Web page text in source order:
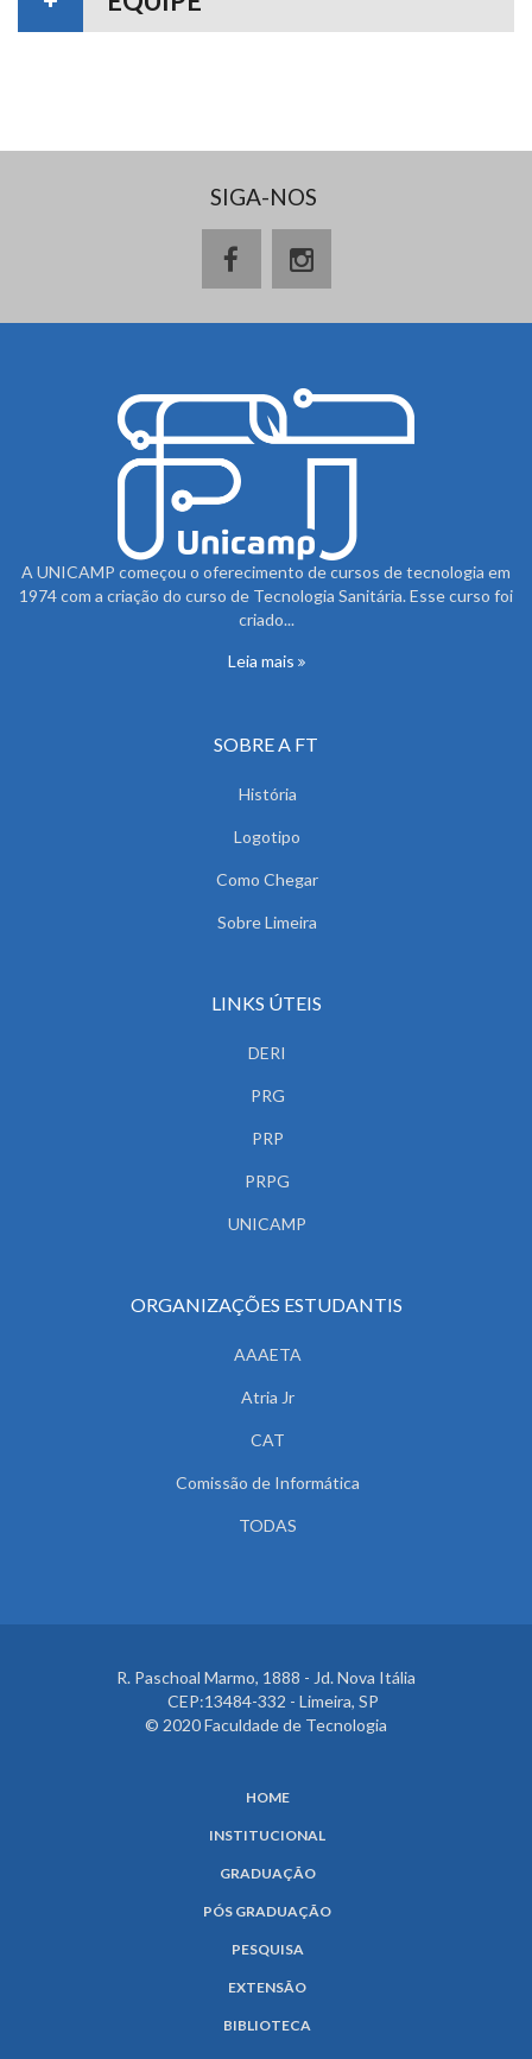
SIGA-NOS
A UNICAMP começou o oferecimento de cursos de tecnologia em
1974 com a criação do curso de Tecnologia Sanitária. Esse curso foi
criado...
Leia mais
SOBRE A FT
História
Logotipo
Como Chegar
Sobre Limeira
LINKS ÚTEIS
DERI
PRG
PRP
PRPG
UNICAMP
ORGANIZAÇÕES ESTUDANTIS
AAAETA
Atria Jr
CAT
Comissão de Informática
TODAS
R. Paschoal Marmo, 1888 - Jd. Nova Itália
CEP:13484-332 - Limeira, SP
© 2020 Faculdade de Tecnologia
HOME
INSTITUCIONAL
GRADUAÇÃO
PÓS GRADUAÇÃO
PESQUISA
EXTENSÃO
BIBLIOTECA